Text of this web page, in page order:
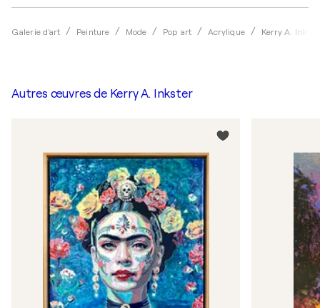
Galerie d'art Peinture Mode Pop art Acrylique Kerry A.
Autres œuvres de Kerry A. Inkster